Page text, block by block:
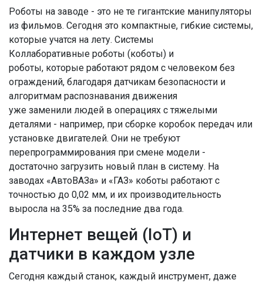
Роботы на заводе - это не те гигантские манипуляторы
из фильмов. Сегодня это компактные, гибкие системы,
которые учатся на лету. Системы
Коллаборативные роботы (коботы) и
роботы, которые работают рядом с человеком без
ограждений, благодаря датчикам безопасности и
алгоритмам распознавания движения
уже заменили людей в операциях с тяжелыми
деталями - например, при сборке коробок передач или
установке двигателей. Они не требуют
перепрограммирования при смене модели -
достаточно загрузить новый план в систему. На
заводах «АвтоВАЗа» и «ГАЗ» коботы работают с
точностью до 0,02 мм, и их производительность
выросла на 35% за последние два года.
Интернет вещей (IoT) и
датчики в каждом узле
Сегодня каждый станок, каждый инструмент, даже